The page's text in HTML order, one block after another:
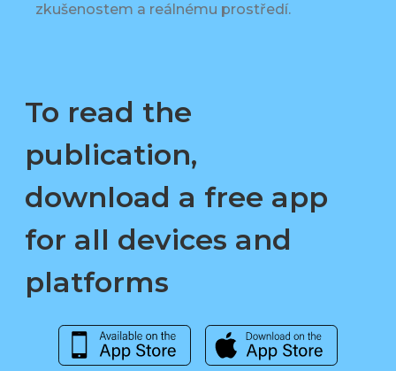
zkušenostem a reálnému prostředí.
To read the
publication,
download a free app
for all devices and
platforms